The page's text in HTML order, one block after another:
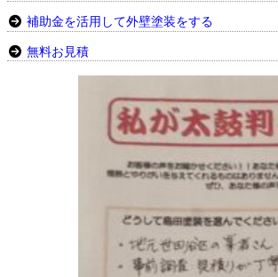
補助金を活用して外壁塗装をする
無料お見積